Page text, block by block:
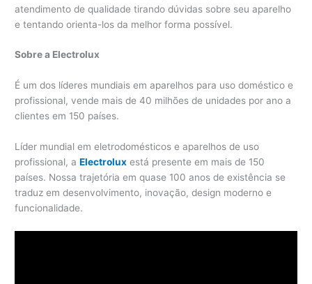
atendimento de qualidade tirando dúvidas sobre seu aparelho
e tentando orienta-los da melhor forma possível.
Sobre a Electrolux
É um dos líderes mundiais em aparelhos para uso doméstico e
profissional, vende mais de 40 milhões de unidades por ano a
clientes em 150 países.
Líder mundial em eletrodomésticos e aparelhos de uso
profissional, aElectrolux está presente em mais de 150
países. Nossa trajetória em quase 100 anos de existência se
traduz em desenvolvimento, inovação, design moderno e
funcionalidade.